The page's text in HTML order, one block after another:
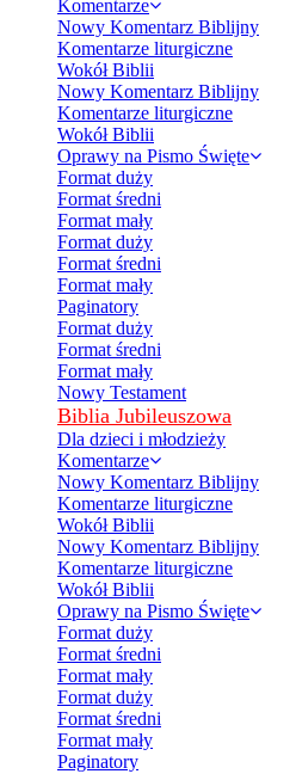
Komentarze
Nowy Komentarz Biblijny
Komentarze liturgiczne
Wokół Biblii
Nowy Komentarz Biblijny
Komentarze liturgiczne
Wokół Biblii
Oprawy na Pismo Święte
Format duży
Format średni
Format mały
Format duży
Format średni
Format mały
Paginatory
Format duży
Format średni
Format mały
Nowy Testament
Biblia Jubileuszowa
Dla dzieci i młodzieży
Komentarze
Nowy Komentarz Biblijny
Komentarze liturgiczne
Wokół Biblii
Nowy Komentarz Biblijny
Komentarze liturgiczne
Wokół Biblii
Oprawy na Pismo Święte
Format duży
Format średni
Format mały
Format duży
Format średni
Format mały
Paginatory